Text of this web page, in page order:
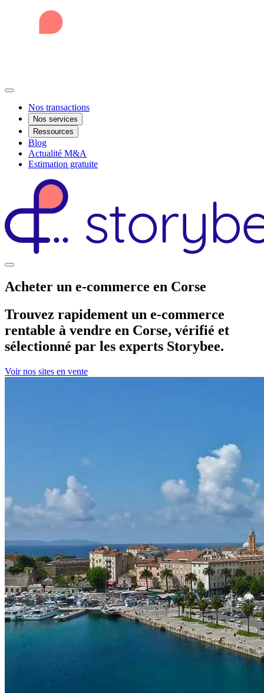
Nos transactions
Nos services
Ressources
Blog
Actualité M&A
Estimation gratuite
Acheter un e-commerce en Corse
Trouvez rapidement un e-commerce
rentable à vendre en Corse, vérifié et
sélectionné par les experts Storybee.
Voir nos sites en vente